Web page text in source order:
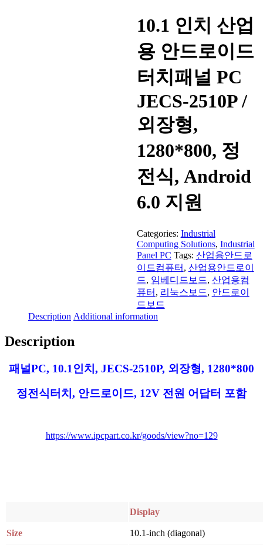
10.1 인치 산업
용 안드로이드
터치패널 PC
JECS-2510P /
외장형,
1280*800, 정
전식, Android
6.0 지원
Categories: Industrial
Computing Solutions, Industrial
Panel PC Tags: 산업용안드로
이드컴퓨터 , 산업용안드로이
드, 임베디드보드, 산업용컴
퓨터 , 리눅스보드, 안드로이
드보드
Description Additional information
Description
패널PC, 10.1인치, JECS-2510P, 외장형, 1280*800
정전식터치, 안드로이드, 12V 전원 어답터 포함
https://www.ipcpart.co.kr/goods/view?no=129
Display
Size 10.1-inch (diagonal)